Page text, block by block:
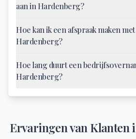
aan in Hardenberg?
Hoe kan ik een afspraak maken
Hardenberg?
Hoe lang duurt een
Hardenberg?
Ervaringen van Klanten